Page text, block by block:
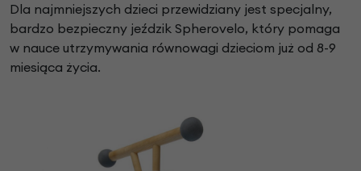
Dla najmniejszych dzieci przewidziany jest specjalny,
bardzo bezpieczny jeździk Spherovelo, który pomaga
w nauce utrzymywania równowagi dzieciom już od 8-9
miesiąca życia.